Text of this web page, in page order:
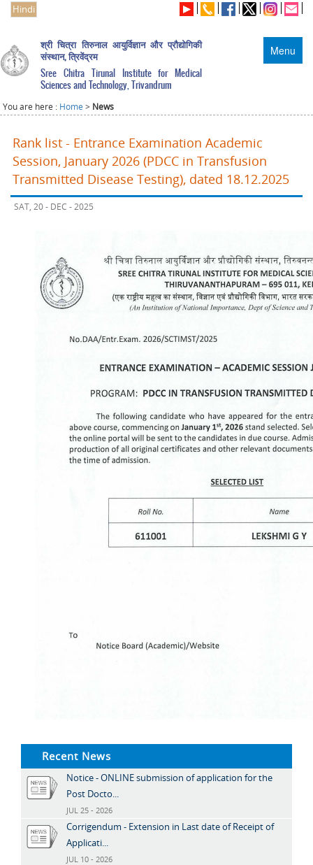
Hindi
Menu
श्री चित्रा तिरुनाल आयुर्विज्ञान और प्रौद्योगिकी
संस्थान, त्रिवेंद्रम
Sree Chitra Tirunal Institute for Medical
Sciences and Technology, Trivandrum
You are here : Home > News
Rank list - Entrance Examination Academic
Session, January 2026 (PDCC in Transfusion
Transmitted Disease Testing), dated 18.12.2025
SAT, 20 - DEC - 2025
Recent News
Notice - ONLINE submission of application for the
Post Docto...
JUL 25 - 2026
Corrigendum - Extension in Last date of Receipt of
Applicati...
JUL 10 - 2026